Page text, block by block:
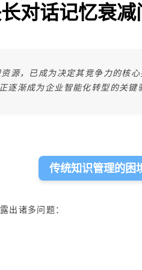
对话记忆衰减
源，已成为决定其竞争力的核
成为企业智能化转型的关键
传统知识管理的困
出诸多问题：